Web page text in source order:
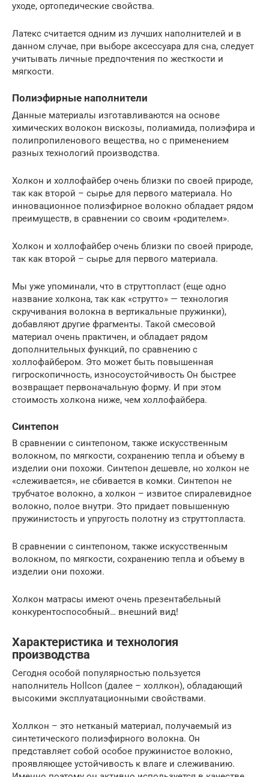
уходе, ортопедические свойства.
Латекс считается одним из лучших наполнителей и в
данном случае, при выборе аксессуара для сна, следует
учитывать личные предпочтения по жесткости и
мягкости.
Полиэфирные наполнители
Данные материалы изготавливаются на основе
химических волокон вискозы, полиамида, полиэфира и
полипропиленового вещества, но с применением
разных технологий производства.
Холкон и холлофайбер очень близки по своей природе,
так как второй – сырье для первого материала. Но
инновационное полиэфирное волокно обладает рядом
преимуществ, в сравнении со своим «родителем».
Холкон и холлофайбер очень близки по своей природе,
так как второй – сырье для первого материала.
Мы уже упоминали, что в струттопласт (еще одно
название холкона, так как «струтто» — технология
скручивания волокна в вертикальные пружинки),
добавляют другие фрагменты. Такой смесовой
материал очень практичен, и обладает рядом
дополнительных функций, по сравнению с
холлофайбером. Это может быть повышенная
гигроскопичность, износоустойчивость Он быстрее
возвращает первоначальную форму. И при этом
стоимость холкона ниже, чем холлофайбера.
Синтепон
В сравнении с синтепоном, также искусственным
волокном, по мягкости, сохранению тепла и объему в
изделии они похожи. Синтепон дешевле, но холкон не
«слеживается», не сбивается в комки. Синтепон не
трубчатое волокно, а холкон – извитое спиралевидное
волокно, полое внутри. Это придает повышенную
пружинистость и упругость полотну из струттопласта.
В сравнении с синтепоном, также искусственным
волокном, по мягкости, сохранению тепла и объему в
изделии они похожи.
Холкон матрасы имеют очень презентабельный
конкурентоспособный… внешний вид!
Характеристика и технология
производства
Сегодня особой популярностью пользуется
наполнитель Hollcon (далее – холлкон), обладающий
высокими эксплуатационными свойствами.
Холлкон – это нетканый материал, получаемый из
синтетического полиэфирного волокна. Он
представляет собой особое пружинистое волокно,
проявляющее устойчивость к влаге и слеживанию.